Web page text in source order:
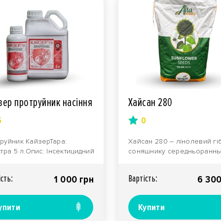
протруйник насіння
КайзерТара:
5 л.Опис: Інсектицидний
1 000 грн
Хайсан 280
0
Хайсан 280 – лінолевий
соняшнику
вирощуван..
Вартiсть: 6
Купити